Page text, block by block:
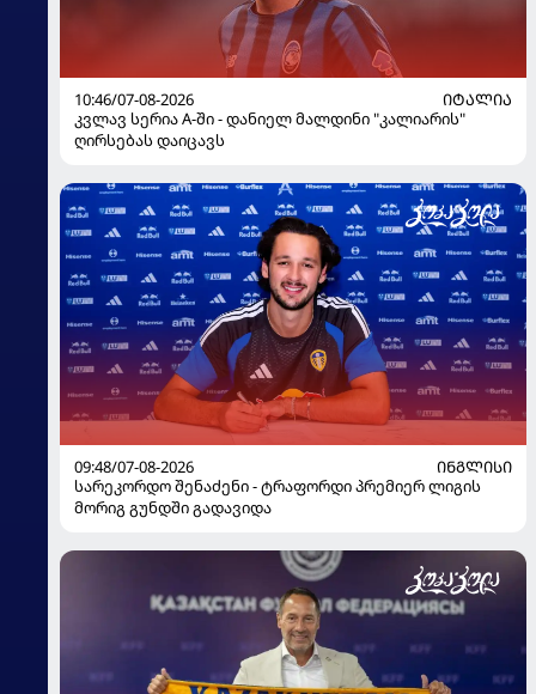
10:46/07-08-2026
ᲘᲢᲐᲚᲘᲐ
კვლავ სერია A-ში - დანიელ მალდინი "კალიარის"
ღირსებას დაიცავს
09:48/07-08-2026
ᲘᲜᲒᲚᲘᲡᲘ
სარეკორდო შენაძენი - ტრაფორდი პრემიერ ლიგის
მორიგ გუნდში გადავიდა